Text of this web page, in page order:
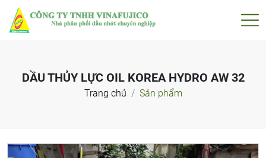
DẦU THỦY LỰC OIL KOREA HYDRO AW 32
Trang chủ Sản phẩm